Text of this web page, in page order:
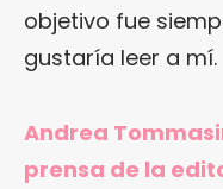
objetivo fue
gustaría leer a mí.
Andrea
prensa de la